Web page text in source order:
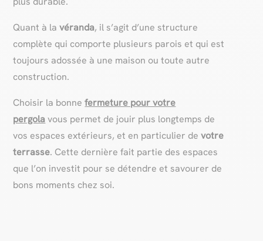
Quant à lavéranda, il s’agit d’une structure
complète qui comporte plusieurs parois et qui est
toujours adossée à une maison ou toute autre
construction.
Choisir la bonnefermeture pour votre
pergolavous permet de jouir plus longtemps de
vos espaces extérieurs, et en particulier devotre
terrasse. Cette dernière fait partie des espaces
que l’on investit pour se détendre et savourer de
bons moments chez soi.